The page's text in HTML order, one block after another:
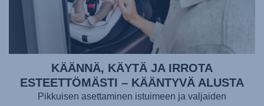
KÄÄNNÄ, KÄYTÄ JA IRROTA
ESTEETTÖMÄSTI – KÄÄNTYVÄ ALUSTA
Pikkuisen asettaminen istuimeen ja valjaiden